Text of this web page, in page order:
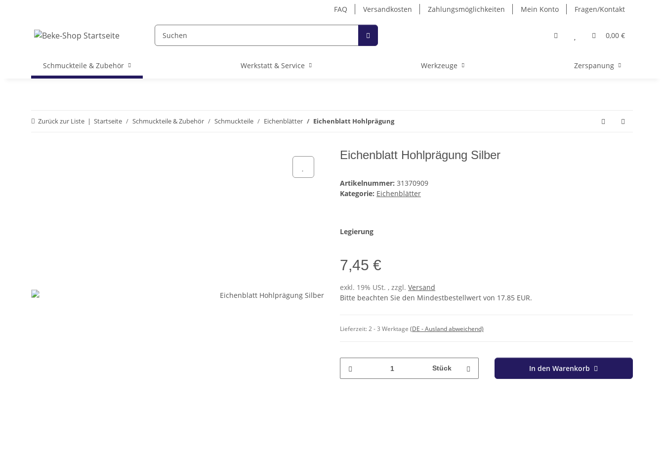
FAQ Versandkosten Zahlungsmöglichkeiten Mein Konto Fragen/Kontakt
0,00 €
Schmuckteile & Zubehör Werkstatt & Service Werkzeuge Zerspanung
Zurück zur Liste Startseite Schmuckteile & Zubehör Schmuckteile Eichenblätter Eichenblatt Hohlprägung
Eichenblatt Hohlprägung Silber
Artikelnummer: 31370909
Kategorie: Eichenblätter
Legierung
7,45 €
exkl. 19% USt. , zzgl. Versand
Bitte beachten Sie den Mindestbestellwert von 17.85 EUR.
Lieferzeit:2 - 3 Werktage (DE - Ausland abweichend)
Stück In den Warenkorb